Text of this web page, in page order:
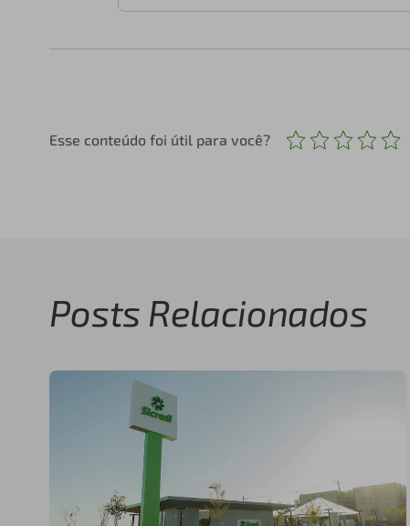
Esse conteúdo foi útil para você?
Posts Relacionados